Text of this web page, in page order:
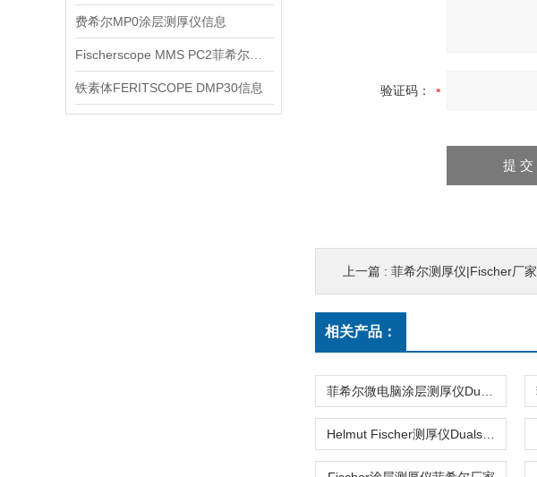
费希尔MP0涂层测厚仪信息
铁素体FERITSCOPE DMP30信息 验证码：
上一篇 : 菲希尔测厚仪|Fischer厂家
相关产品：